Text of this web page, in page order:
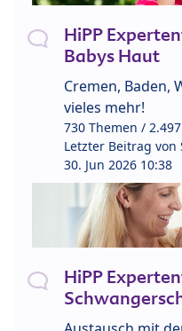
HiPP
Babys Haut
Cremen, Baden,
vieles mehr!
730 Themen /
Letzter Beitrag von
30. Jun 2026 10:38
HiPP